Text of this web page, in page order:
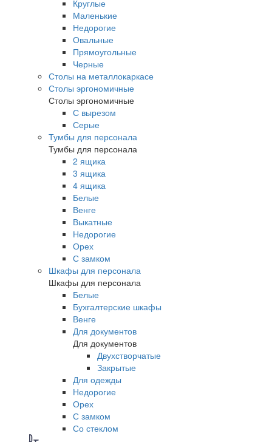
Круглые
Маленькие
Недорогие
Овальные
Прямоугольные
Черные
Столы на металлокаркасе
Столы эргономичные
Столы эргономичные
С вырезом
Серые
Тумбы для персонала
Тумбы для персонала
2 ящика
3 ящика
4 ящика
Белые
Венге
Выкатные
Недорогие
Орех
С замком
Шкафы для персонала
Шкафы для персонала
Белые
Бухгалтерские шкафы
Венге
Для документов
Для документов
Двухстворчатые
Закрытые
Для одежды
Недорогие
Орех
С замком
Со стеклом